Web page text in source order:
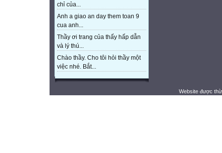
chỉ của...
Anh a giao an day them toan 9
cua anh...
Thầy ơi trang của thấy hấp dẫn
và lý thú...
Chào thầy. Cho tôi hỏi thầy một
việc nhé. Bắt...
Website được